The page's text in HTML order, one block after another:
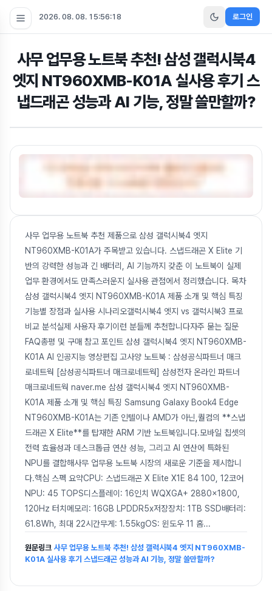
2026. 08. 08. 15:56:19 로그인
사무 업무용 노트북 추천! 삼성 갤럭시북4
엣지 NT960XMB-K01A 실사용 후기 스
냅드래곤 성능과 AI 기능, 정말 쓸만할까?
사무 업무용 노트북 추천 제품으로 삼성 갤럭시북4 엣지
NT960XMB-K01A가 주목받고 있습니다. 스냅드래곤 X Elite 기
반의 강력한 성능과 긴 배터리, AI 기능까지 갖춘 이 노트북이 실제
업무 환경에서도 만족스러운지 실사용 관점에서 정리했습니다. 목차
삼성 갤럭시북4 엣지 NT960XMB-K01A 제품 소개 및 핵심 특징
기능별 장점과 실사용 시나리오갤럭시북4 엣지 vs 갤럭시북3 프로
비교 분석실제 사용자 후기이런 분들께 추천합니다자주 묻는 질문
FAQ총평 및 구매 참고 포인트 삼성 갤럭시북4 엣지 NT960XMB-
K01A AI 인공지능 영상편집 고사양 노트북 : 삼성공식파트너 매크
로네트웍 [삼성공식파트너 매크로네트웍] 삼성전자 온라인 파트너
매크로네트웍 naver.me 삼성 갤럭시북4 엣지 NT960XMB-
K01A 제품 소개 및 핵심 특징 Samsung Galaxy Book4 Edge
NT960XMB-K01A는 기존 인텔이나 AMD가 아닌,퀄컴의 **스냅
드래곤 X Elite**를 탑재한 ARM 기반 노트북입니다.모바일 칩셋의
전력 효율성과 데스크톱급 연산 성능, 그리고 AI 연산에 특화된
NPU를 결합해사무 업무용 노트북 시장의 새로운 기준을 제시합니
다.핵심 스펙 요약CPU: 스냅드래곤 X Elite X1E 84 100, 12코어
NPU: 45 TOPS디스플레이: 16인치 WQXGA+ 2880x1800,
120Hz 터치메모리: 16GB LPDDR5x저장장치: 1TB SSD배터리:
61.8Wh, 최대 22시간무게: 1.55kgOS: 윈도우 11 홈...
원문링크 사무 업무용 노트북 추천! 삼성 갤럭시북4 엣지 NT960XMB-
K01A 실사용 후기 스냅드래곤 성능과 AI 기능, 정말 쓸만할까?